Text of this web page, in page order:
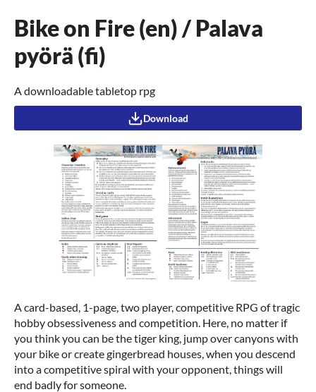
Bike on Fire (en) / Palava
pyörä (fi)
A downloadable tabletop rpg
Download
A card-based, 1-page, two player, competitive RPG of tragic
hobby obsessiveness and competition. Here, no matter if
you think you can be the tiger king, jump over canyons with
your bike or create gingerbread houses, when you descend
into a competitive spiral with your opponent, things will
end badly for someone.